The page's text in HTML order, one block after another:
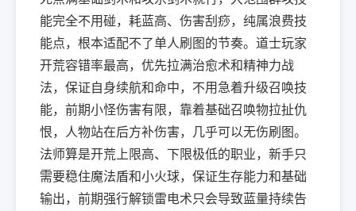
能完全不用碰，耗蓝高、伤害刮痧，纯属浪费技
能点，根本适配不了单人刷图的节奏。道士玩家
开荒容错率最高，优先拉满治愈术和精神力战
法，保证自身续航和命中，不用急着升级召唤技
能，前期小怪伤害有限，靠着基础召唤物拉扯仇
恨，人物站在后方补伤害，几乎可以无伤刷图。
法师算是开荒上限高、下限极低的职业，新手只
需要稳住魔法盾和小火球，保证生存能力和基础
输出，前期强行解锁雷电术只会导致蓝量持续告